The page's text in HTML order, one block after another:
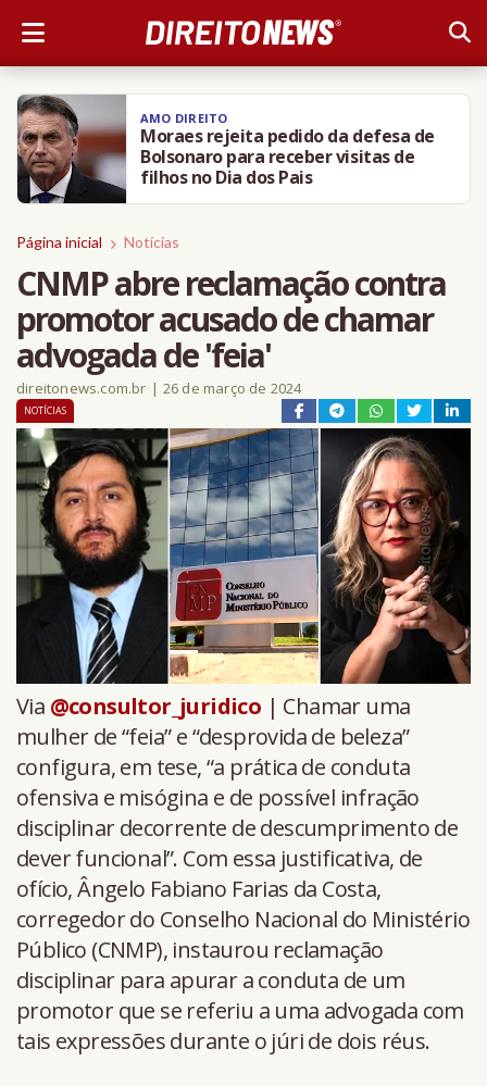
AMO DIREITO
Moraes rejeita pedido da defesa de
Bolsonaro para receber visitas de
filhos no Dia dos Pais
Página inicial Notícias
CNMP abre reclamação contra
promotor acusado de chamar
advogada de 'feia'
direitonews.com.br | 26 de março de 2024
NOTÍCIAS
Via @consultor_juridico | Chamar uma
mulher de “feia” e “desprovida de beleza”
configura, em tese, “a prática de conduta
ofensiva e misógina e de possível infração
disciplinar decorrente de descumprimento de
dever funcional”. Com essa justificativa, de
ofício, Ângelo Fabiano Farias da Costa,
corregedor do Conselho Nacional do Ministério
Público (CNMP), instaurou reclamação
disciplinar para apurar a conduta de um
promotor que se referiu a uma advogada com
tais expressões durante o júri de dois réus.